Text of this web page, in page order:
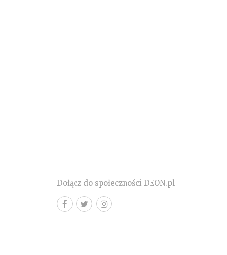
Dołącz do społeczności DEON.pl